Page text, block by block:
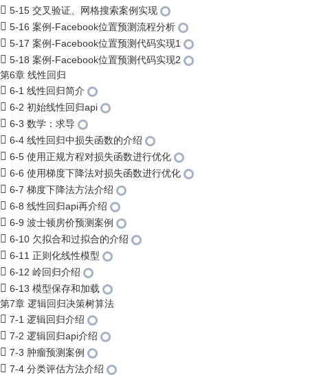
5-15 交叉验证、网格搜索案例实现
5-16 案例-Facebook位置预测流程分析
5-17 案例-Facebook位置预测代码实现1
5-18 案例-Facebook位置预测代码实现2
第6章 线性回归
6-1 线性回归简介
6-2 初始线性回归api
6-3 数学：求导
6-4 线性回归中损失函数的介绍
6-5 使用正规方程对损失函数进行优化
6-6 使用梯度下降法对损失函数进行优化
6-7 梯度下降法方法介绍
6-8 线性回归api再介绍
6-9 波士顿房价预测案例
6-10 欠拟合和过拟合的介绍
6-11 正则化线性模型
6-12 岭回归介绍
6-13 模型保存和加载
第7章 逻辑回归决策树算法
7-1 逻辑回归介绍
7-2 逻辑回归api介绍
7-3 肿瘤预测案例
7-4 分类评估方法介绍